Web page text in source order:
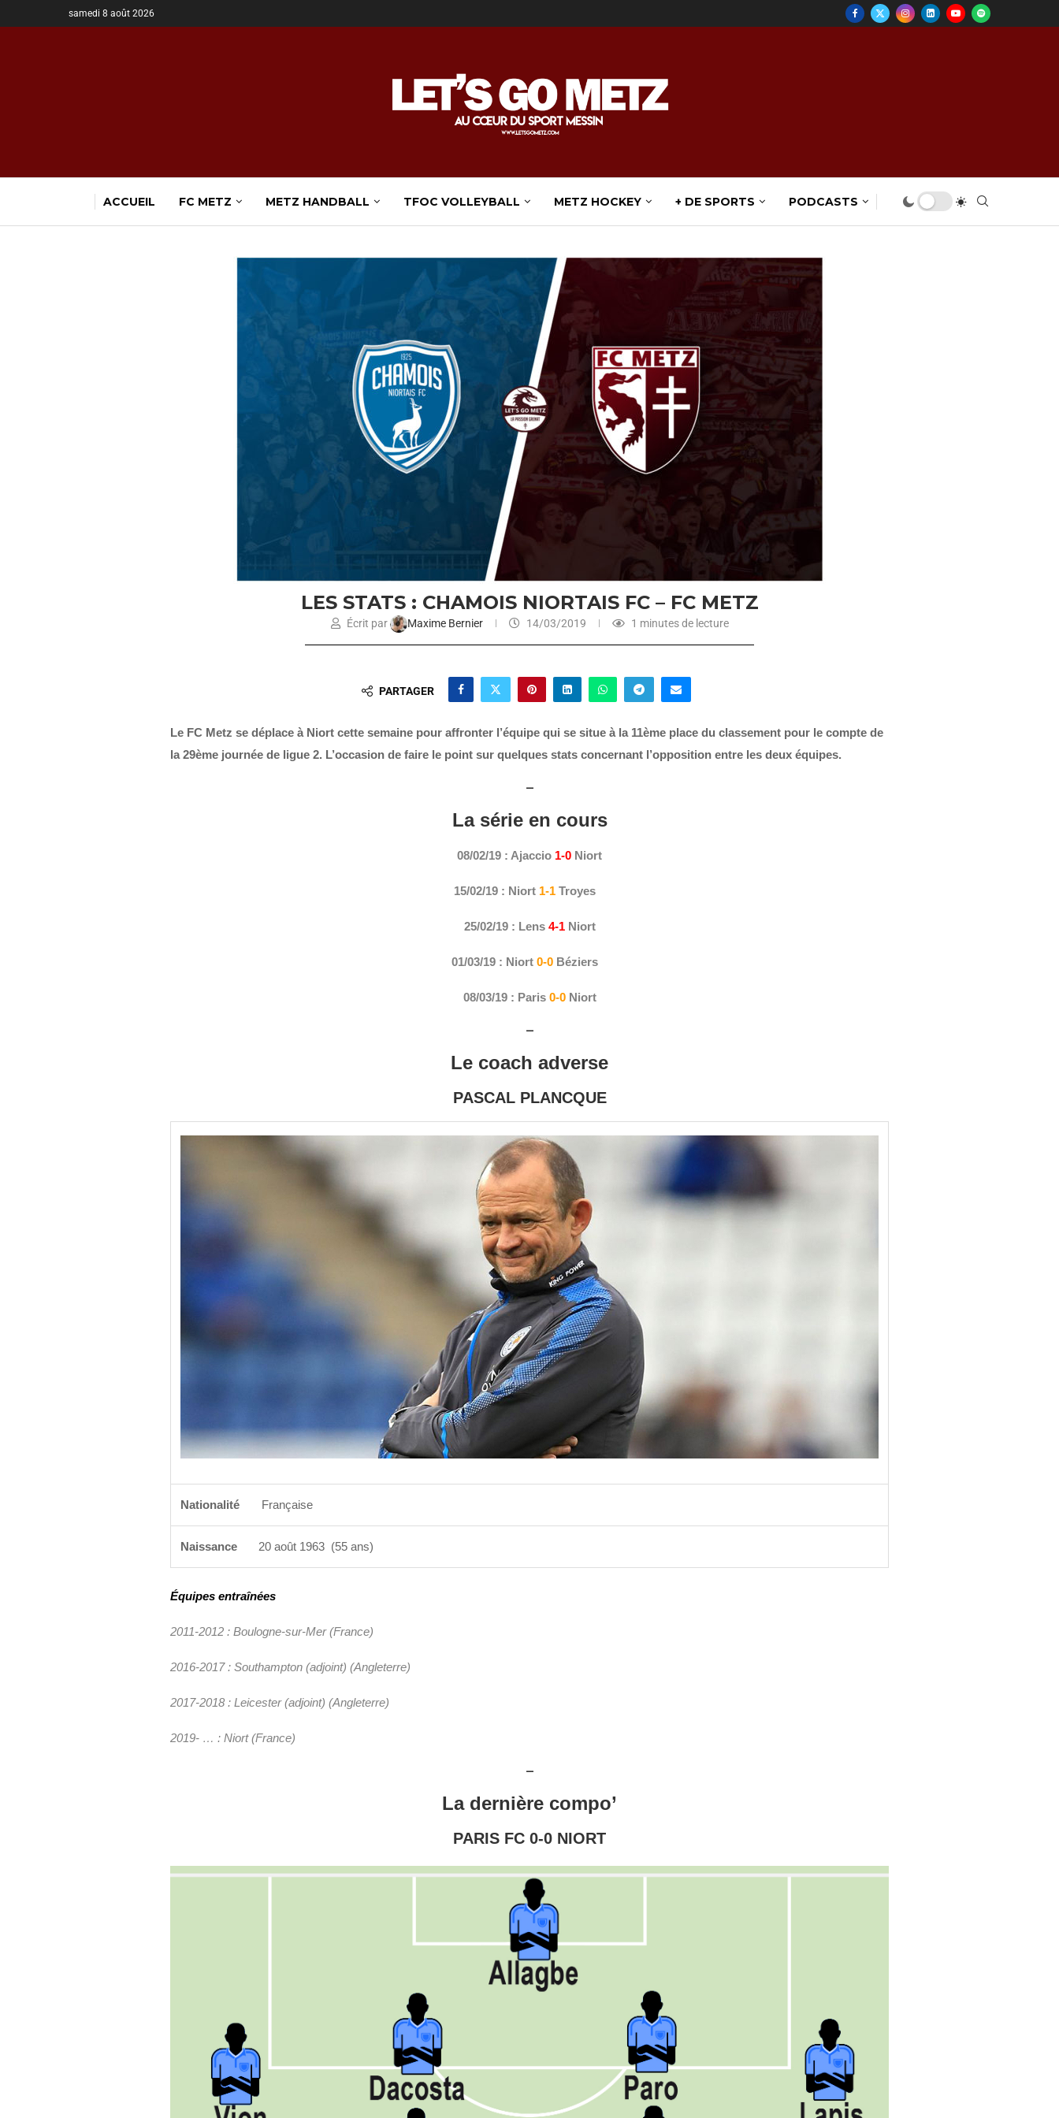
samedi 8 août 2026
ACCUEIL FC METZ METZ HANDBALL TFOC VOLLEYBALL METZ HOCKEY + DE SPORTS PODCASTS
LES STATS : CHAMOIS NIORTAIS FC – FC METZ
Écrit par Maxime Bernier 14/03/2019 1 minutes de lecture
PARTAGER
Le FC Metz se déplace à Niort cette semaine pour affronter l’équipe qui se situe à la 11ème place du classement pour le compte de
la 29ème journée de ligue 2. L’occasion de faire le point sur quelques stats concernant l’opposition entre les deux équipes.
–
La série en cours
08/02/19 : Ajaccio 1-0 Niort
15/02/19 : Niort 1-1 Troyes
25/02/19 : Lens 4-1Niort
01/03/19 : Niort 0-0 Béziers
08/03/19 : Paris0-0Niort
–
Le coach adverse
PASCAL PLANCQUE
Nationalité Française
Naissance 20 août 1963 (55 ans)
Équipes entraînées
2011-2012 : Boulogne-sur-Mer (France)
2016-2017 : Southampton (adjoint) (Angleterre)
2017-2018 : Leicester (adjoint) (Angleterre)
2019- … : Niort (France)
–
La dernière compo’
PARIS FC 0-0 NIORT